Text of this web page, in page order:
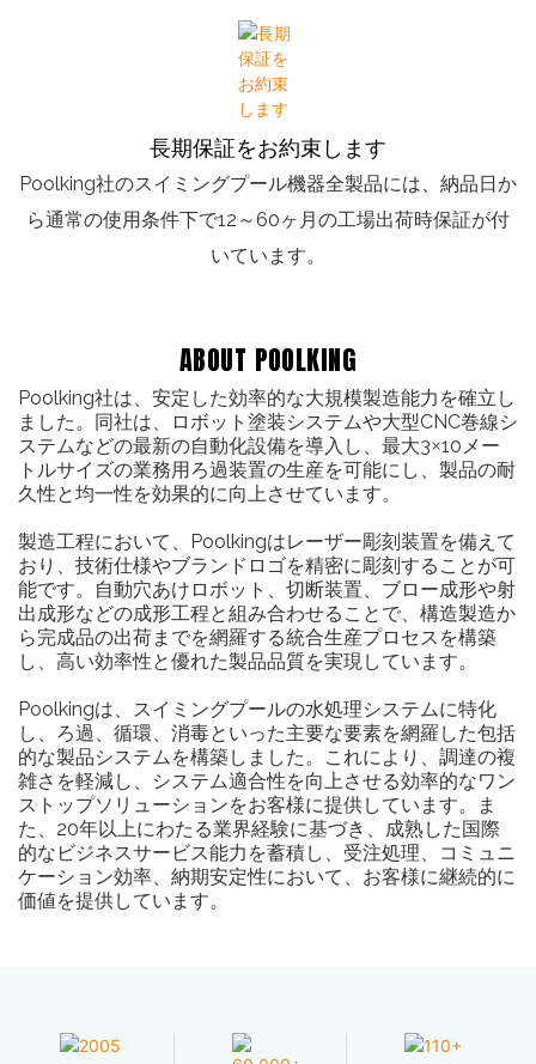
長期保証をお約束します
Poolking社のスイミングプール機器全製品には、納品日か
ら通常の使用条件下で12～60ヶ月の工場出荷時保証が付
いています。
ABOUT POOLKING
Poolking社は、安定した効率的な大規模製造能力を確立し
ました。同社は、ロボット塗装システムや大型CNC巻線シ
ステムなどの最新の自動化設備を導入し、最大3×10メー
トルサイズの業務用ろ過装置の生産を可能にし、製品の耐
久性と均一性を効果的に向上させています。
製造工程において、Poolkingはレーザー彫刻装置を備えて
おり、技術仕様やブランドロゴを精密に彫刻することが可
能です。自動穴あけロボット、切断装置、ブロー成形や射
出成形などの成形工程と組み合わせることで、構造製造か
ら完成品の出荷までを網羅する統合生産プロセスを構築
し、高い効率性と優れた製品品質を実現しています。
Poolkingは、スイミングプールの水処理システムに特化
し、ろ過、循環、消毒といった主要な要素を網羅した包括
的な製品システムを構築しました。これにより、調達の複
雑さを軽減し、システム適合性を向上させる効率的なワン
ストップソリューションをお客様に提供しています。ま
た、20年以上にわたる業界経験に基づき、成熟した国際
的なビジネスサービス能力を蓄積し、受注処理、コミュニ
ケーション効率、納期安定性において、お客様に継続的に
価値を提供しています。